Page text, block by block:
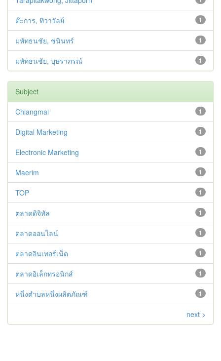
1
ต๊ะการ, ทิวาวัลย์
1
มหัทธนชัย, ชนินทร์
1
มหัทธนชัย, บุษราภรณ์
Subject
1
Chiangmai
1
Digital Marketing
1
Electronic Marketing
1
Maerim
1
TOP
1
ตลาดดิจิทัล
1
ตลาดออนไลน์
1
ตลาดอินเทอร์เน็ต
1
ตลาดอิเล็กทรอนิกส์
1
หนึ่งตำบลหนึ่งผลิตภัณฑ์
next >